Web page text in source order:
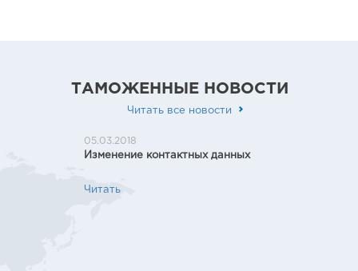
ТАМОЖЕННЫЕ НОВОСТИ
Читать все новости
05.03.2018
Изменение контактных данных
Читать